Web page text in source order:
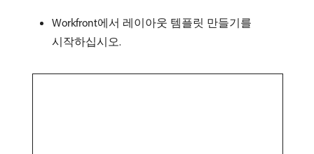
Workfront에서 레이아웃 템플릿 만들기를
시작하십시오.